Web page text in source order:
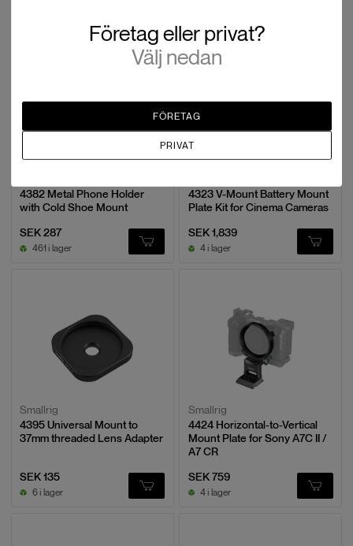
4382 Metal Phone Holder
with Cold Shoe Mount
SEK 287
461 i lager
4323 V-Mount Battery Mount
Plate Kit for Cinema Cameras
SEK 1,839
4 i lager
Smallrig
4395 Universal Mount to
37mm threaded Lens Adapter
SEK 135
6 i lager
Smallrig
4424 Horizontal-to-Vertical
Mount Plate for Sony A7C II /
A7 CR
SEK 759
4 i lager
Företag eller privat?
Välj nedan
FÖRETAG
PRIVAT